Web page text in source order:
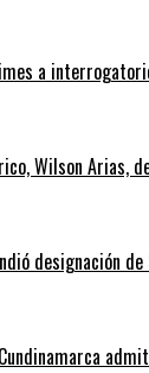
a
Wilson Arias,
designación